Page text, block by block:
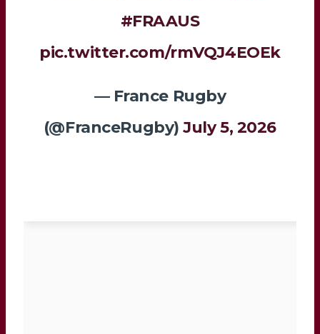
#FRAAUS
pic.twitter.com/rmVQJ4EOEk
— France Rugby
(@FranceRugby)July 5, 2026